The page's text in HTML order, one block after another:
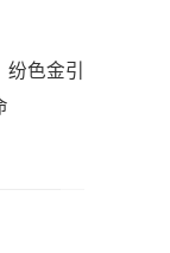
色金引